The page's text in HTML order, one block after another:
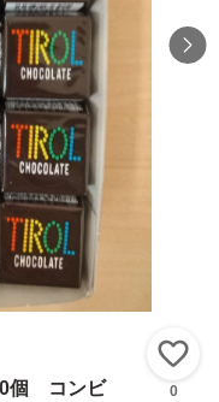
個 コンビ
0